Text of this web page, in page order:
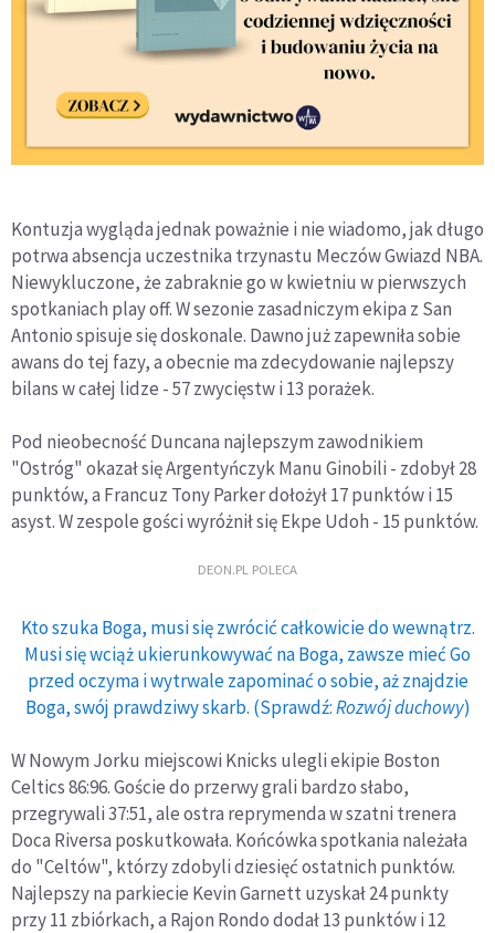
Kontuzja wygląda jednak poważnie i nie wiadomo, jak długo
potrwa absencja uczestnika trzynastu Meczów Gwiazd NBA.
Niewykluczone, że zabraknie go w kwietniu w pierwszych
spotkaniach play off. W sezonie zasadniczym ekipa z San
Antonio spisuje się doskonale. Dawno już zapewniła sobie
awans do tej fazy, a obecnie ma zdecydowanie najlepszy
bilans w całej lidze - 57 zwycięstw i 13 porażek.
Pod nieobecność Duncana najlepszym zawodnikiem
"Ostróg" okazał się Argentyńczyk Manu Ginobili - zdobył 28
punktów, a Francuz Tony Parker dołożył 17 punktów i 15
asyst. W zespole gości wyróżnił się Ekpe Udoh - 15 punktów.
DEON.PL POLECA
Kto szuka Boga, musi się zwrócić całkowicie do wewnątrz.
Musi się wciąż ukierunkowywać na Boga, zawsze mieć Go
przed oczyma i wytrwale zapominać o sobie, aż znajdzie
Boga, swój prawdziwy skarb. (Sprawdź:Rozwój duchowy)
W Nowym Jorku miejscowi Knicks ulegli ekipie Boston
Celtics 86:96. Goście do przerwy grali bardzo słabo,
przegrywali 37:51, ale ostra reprymenda w szatni trenera
Doca Riversa poskutkowała. Końcówka spotkania należała
do "Celtów", którzy zdobyli dziesięć ostatnich punktów.
Najlepszy na parkiecie Kevin Garnett uzyskał 24 punkty
przy 11 zbiórkach, a Rajon Rondo dodał 13 punktów i 12